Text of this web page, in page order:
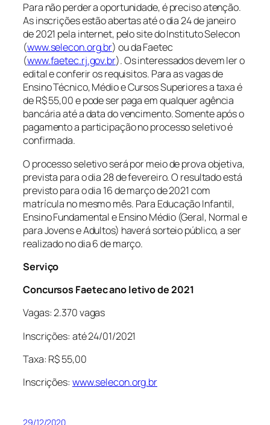
Para não perder a oportunidade, é preciso atenção.
As inscrições estão abertas até o dia 24 de janeiro
de 2021 pela internet, pelo site do Instituto Selecon
(www.selecon.org.br) ou da Faetec
(www.faetec.rj.gov.br). Os interessados devem ler o
edital e conferir os requisitos. Para as vagas de
Ensino Técnico, Médio e Cursos Superiores a taxa é
de R$ 55,00 e pode ser paga em qualquer agência
bancária até a data do vencimento. Somente após o
pagamento a participação no processo seletivo é
confirmada.
O processo seletivo será por meio de prova objetiva,
prevista para o dia 28 de fevereiro. O resultado está
previsto para o dia 16 de março de 2021 com
matrícula no mesmo mês. Para Educação Infantil,
Ensino Fundamental e Ensino Médio (Geral, Normal e
para Jovens e Adultos) haverá sorteio público, a ser
realizado no dia 6 de março.
Serviço
Concursos Faetec ano letivo de 2021
Vagas: 2.370 vagas
Inscrições: até 24/01/2021
Taxa: R$ 55,00
Inscrições: www.selecon.org.br
29/12/2020